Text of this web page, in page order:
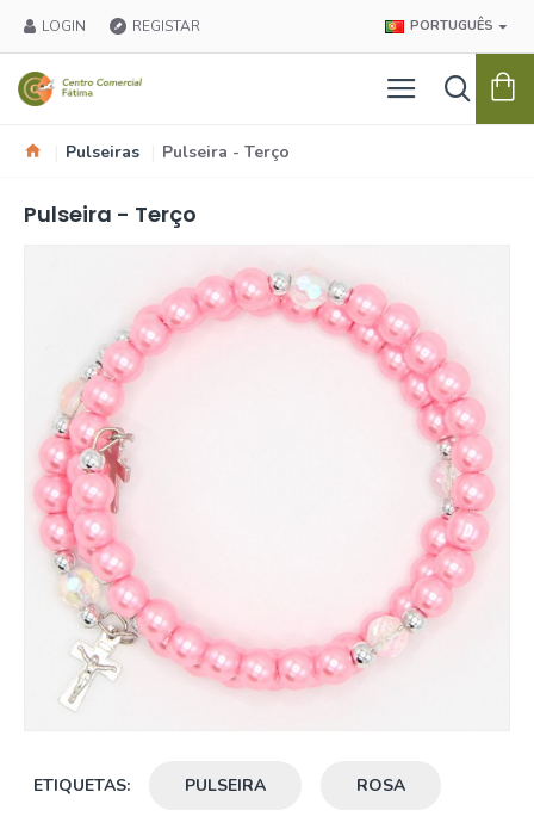
LOGIN REGISTAR PORTUGUÊS
Pulseiras Pulseira - Terço
Pulseira - Terço
ETIQUETAS: PULSEIRA ROSA